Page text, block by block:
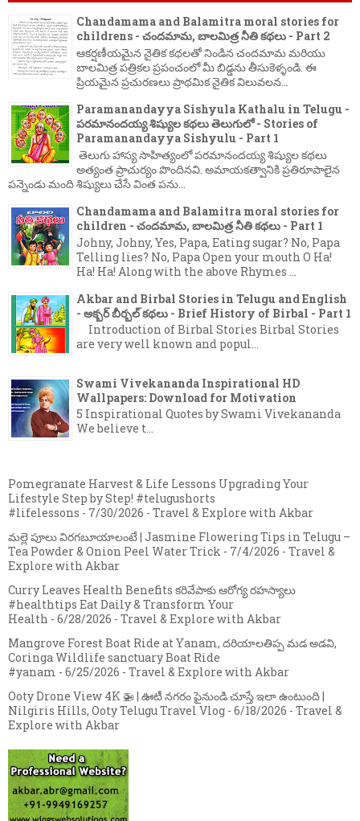
Chandamama and Balamitra moral stories for
childrens - చందమామ, బాలమిత్ర నీతి కథలు - Part 2
ఆకర్షణీయమైన నైతిక కథలతో నిండిన చందమామ మరియు
బాలమిత్ర పత్రికల ప్రపంచంలో మీ బిడ్డను తీసుకెళ్ళండి. ఈ
ప్రియమైన ప్రచురణలు ప్రాథమిక నైతిక విలువలన...
Paramanandayya Sishyula Kathalu in Telugu -
పరమానందయ్య శిష్యుల కథలు తెలుగులో - Stories of
Paramanandayya Sishyulu - Part 1
తెలుగు హాస్య సాహిత్యంలో పరమానందయ్య శిష్యుల కథలు
అత్యంత ప్రాచుర్యం పొందినవి. అమాయకత్వానికి ప్రతిరూపాలైన
పన్నెండు మంది శిష్యులు చేసే వింత పను...
Chandamama and Balamitra moral stories for
children - చందమామ, బాలమిత్ర నీతి కథలు - Part 1
Johny, Johny, Yes, Papa, Eating sugar? No, Papa
Telling lies? No, Papa Open your mouth O Ha!
Ha! Ha! Along with the above Rhymes ...
Akbar and Birbal Stories in Telugu and English
- అక్బర్ బీర్బల్ కథలు - Brief History of Birbal - Part 1
Introduction of Birbal Stories Birbal Stories
are very well known and popul...
Swami Vivekananda Inspirational HD
Wallpapers: Download for Motivation
5 Inspirational Quotes by Swami Vivekananda
We believe t...
Pomegranate Harvest & Life Lessons Upgrading Your
Lifestyle Step by Step! #telugushorts
#lifelessons - 7/30/2026 - Travel & Explore with Akbar
మల్లె పూలు విరగబూయాలంటే | Jasmine Flowering Tips in Telugu –
Tea Powder & Onion Peel Water Trick - 7/4/2026 - Travel &
Explore with Akbar
Curry Leaves Health Benefits కరివేపాకు ఆరోగ్య రహస్యాలు
#healthtips Eat Daily & Transform Your
Health - 6/28/2026 - Travel & Explore with Akbar
Mangrove Forest Boat Ride at Yanam, దరియాలతిప్ప మడ అడవి,
Coringa Wildlife sanctuary Boat Ride
#yanam - 6/25/2026 - Travel & Explore with Akbar
Ooty Drone View 4K 🚁 | ఊటీ నగరం పైనుండి చూస్తే ఇలా ఉంటుంది |
Nilgiris Hills, Ooty Telugu Travel Vlog - 6/18/2026 - Travel &
Explore with Akbar